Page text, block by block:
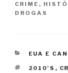
CRIME ,
DROGAS
EUA E
TAGS
2010'S ,